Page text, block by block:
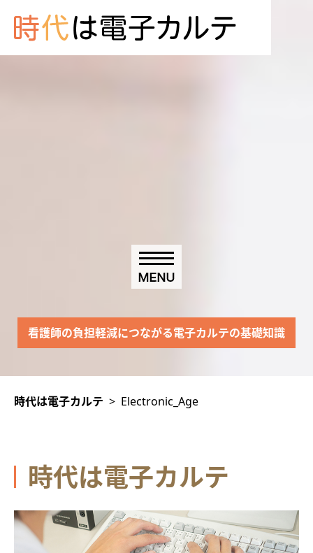
看護師の負担軽減につながる電子カルテの基礎知識
時代は電子カルテ > Electronic_Age
時代は電子カルテ